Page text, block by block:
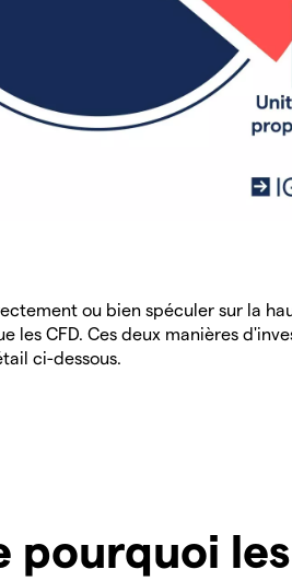
ou bien spéculer sur la
les CFD. Ces deux manières
ci-dessous.
pourquoi